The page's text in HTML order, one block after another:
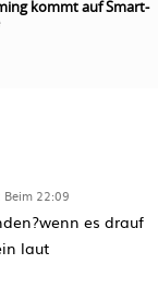
kommt auf Smart-
Beim 22:09
es drauf
laut